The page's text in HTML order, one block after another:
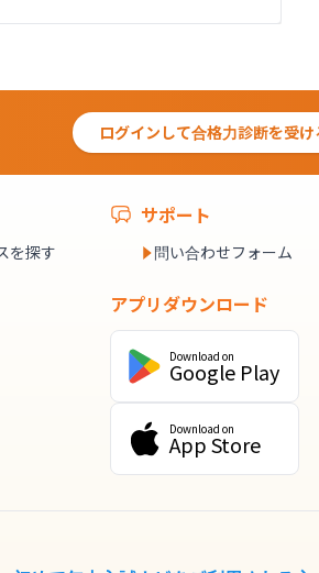
ログインして合格力診断を受け
を探す
サポート
問い合わせフォーム
アプリダウンロード
Download on
Google Play
Download on
App Store